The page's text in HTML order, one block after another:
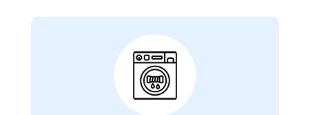
Conserto de Secadora: